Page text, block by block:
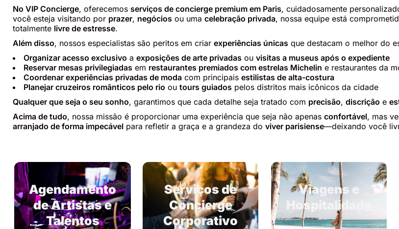
No VIP Concierge, oferecemos serviços de concierge premium em Paris, cuidadosamente
você esteja visitando por prazer, negócios ou uma celebração privada, nossa equipe está
totalmente livre de estresse.
Além disso, nossos especialistas são peritos em criar experiências únicas que destacam o melhor do
Organizar acesso exclusivo a exposições de arte privadas ou visitas a museus após o expediente
Reservar mesas privilegiadas em restaurantes premiados com estrelas Michelin e restaurantes da
Coordenar experiências privadas de moda com principais estilistas de alta-costura
Planejar cruzeiros românticos pelo rio ou tours guiados pelos distritos mais icônicos da cidade
Qualquer que seja o seu sonho, garantimos que cada detalhe seja tratado com precisão, discrição e
Acima de tudo, nossa missão é proporcionar uma experiência que seja não apenas confortável, mas
arranjado de forma impecável para refletir a graça e a grandeza do viver parisiense—deixando você
Agendamento
de Artistas e
Talentos
Serviços de
Concierge
Corporativo
Viagens e
Hospitalidade